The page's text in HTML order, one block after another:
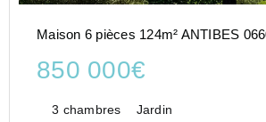
Maison 6 pièces 124m² ANTIBES
850 000€
3 chambres Jardin